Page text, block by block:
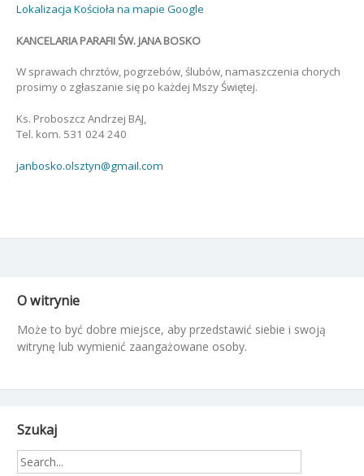
Lokalizacja Kościoła na mapie Google
KANCELARIA PARAFII ŚW. JANA BOSKO
W sprawach chrztów, pogrzebów, ślubów, namaszczenia chorych
prosimy o zgłaszanie się po każdej Mszy Świętej.
Ks. Proboszcz Andrzej BAJ,
Tel. kom. 531 024 240
janbosko.olsztyn@gmail.com
O witrynie
Może to być dobre miejsce, aby przedstawić siebie i swoją
witrynę lub wymienić zaangażowane osoby.
Szukaj